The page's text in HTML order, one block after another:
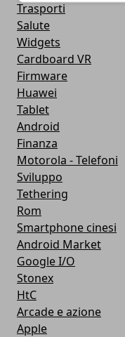
Trasporti
Salute
Widgets
Cardboard VR
Firmware
Huawei
Tablet
Android
Finanza
Motorola - Telefoni
Sviluppo
Tethering
Rom
Smartphone cinesi
Android Market
Google I/O
Stonex
HtC
Arcade e azione
Apple